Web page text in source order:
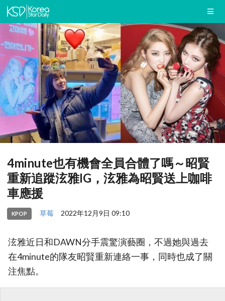
4minute也有機會全員合體了嗎～昭賢
重新追蹤泫雅IG，泫雅為昭賢送上咖啡
車應援
KPOP 草莓 2022年12月9日 09:10
泫雅近日和DAWN分手震驚演藝圈，不過她與過去
在4minute的隊友昭賢重新連絡一事，同時也成了關
注焦點。